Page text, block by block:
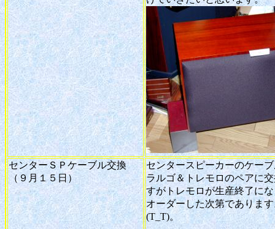
センターＳＰケーブル交換
（９月１５日）
センタースピーカーのケー
ラルゴ＆トレモロのペアに
すがトレモロが生産終了に
オーダーした次第でありま
(T_T)。